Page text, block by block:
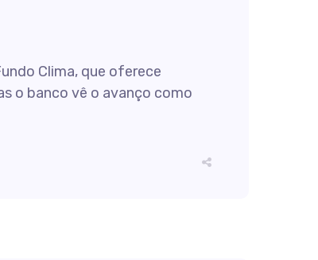
Clima, que oferece
o banco vê o avanço como